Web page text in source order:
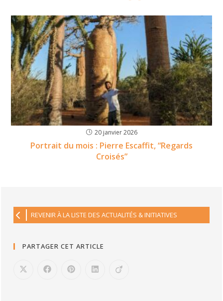
20 janvier 2026
Portrait du mois : Pierre Escaffit, “Regards
Croisés”
REVENIR À LA LISTE DES ACTUALITÉS & INITIATIVES
PARTAGER CET ARTICLE